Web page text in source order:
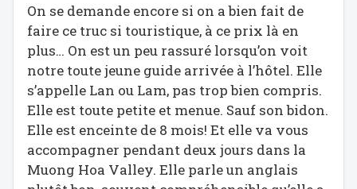
On se demande encore si on a bien fait de
faire ce truc si touristique, à ce prix là en
plus… On est un peu rassuré lorsqu’on voit
notre toute jeune guide arrivée à l’hôtel. Elle
s’appelle Lan ou Lam, pas trop bien compris.
Elle est toute petite et menue. Sauf son bidon.
Elle est enceinte de 8 mois! Et elle va vous
accompagner pendant deux jours dans la
Muong Hoa Valley. Elle parle un anglais